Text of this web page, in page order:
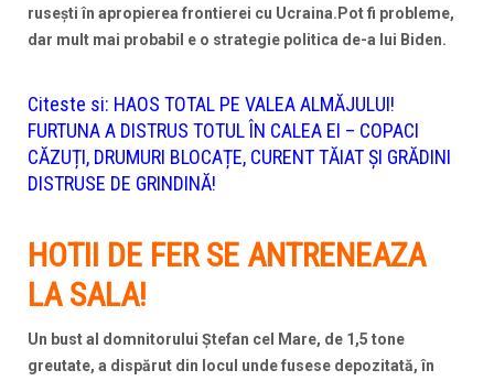
ruseşti în apropierea frontierei cu Ucraina.Pot fi probleme,
dar mult mai probabil e o strategie politica de-a lui Biden.
Citeste si: HAOS TOTAL PE VALEA ALMĂJULUI!
FURTUNA A DISTRUS TOTUL ÎN CALEA EI – COPACI
CĂZUȚI, DRUMURI BLOCAȚE, CURENT TĂIAT ȘI GRĂDINI
DISTRUSE DE GRINDINĂ!
HOTII DE FER SE ANTRENEAZA
LA SALA!
Un bust al domnitorului Ștefan cel Mare, de 1,5 tone
greutate, a dispărut din locul unde fusese depozitată, în